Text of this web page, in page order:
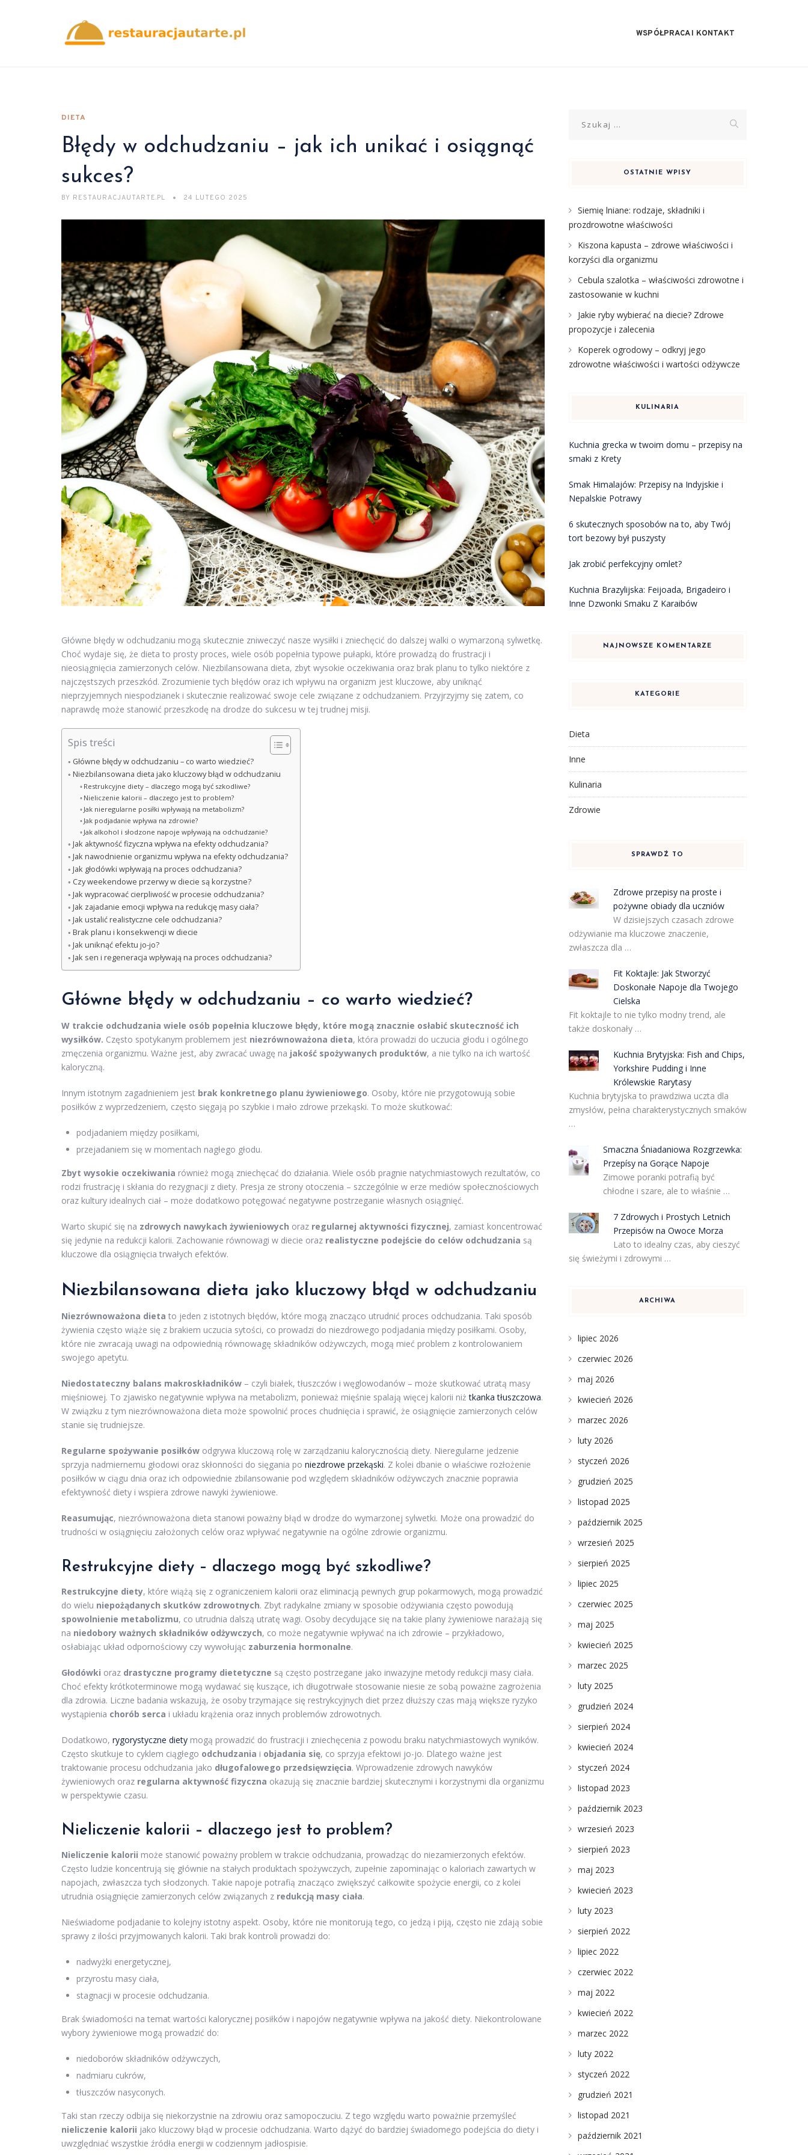
WSPÓŁPRACA I KONTAKT
DIETA
Błędy w odchudzaniu – jak ich unikać i osiągnąć
sukces?
BY RESTAURACJAUTARTE.PL 24 LUTEGO 2025
Główne błędy w odchudzaniu mogą skutecznie zniweczyć nasze wysiłki i zniechęcić do dalszej walki o wymarzoną sylwetkę.
Choć wydaje się, że dieta to prosty proces, wiele osób popełnia typowe pułapki, które prowadzą do frustracji i
nieosiągnięcia zamierzonych celów. Niezbilansowana dieta, zbyt wysokie oczekiwania oraz brak planu to tylko niektóre z
najczęstszych przeszkód. Zrozumienie tych błędów oraz ich wpływu na organizm jest kluczowe, aby uniknąć
nieprzyjemnych niespodzianek i skutecznie realizować swoje cele związane z odchudzaniem. Przyjrzyjmy się zatem, co
naprawdę może stanowić przeszkodę na drodze do sukcesu w tej trudnej misji.
Spis treści
Główne błędy w odchudzaniu – co warto wiedzieć?
Niezbilansowana dieta jako kluczowy błąd w odchudzaniu
Restrukcyjne diety – dlaczego mogą być szkodliwe?
Nieliczenie kalorii – dlaczego jest to problem?
Jak nieregularne posiłki wpływają na metabolizm?
Jak podjadanie wpływa na zdrowie?
Jak alkohol i słodzone napoje wpływają na odchudzanie?
Jak aktywność fizyczna wpływa na efekty odchudzania?
Jak nawodnienie organizmu wpływa na efekty odchudzania?
Jak głodówki wpływają na proces odchudzania?
Czy weekendowe przerwy w diecie są korzystne?
Jak wypracować cierpliwość w procesie odchudzania?
Jak zajadanie emocji wpływa na redukcję masy ciała?
Jak ustalić realistyczne cele odchudzania?
Brak planu i konsekwencji w diecie
Jak uniknąć efektu jo-jo?
Jak sen i regeneracja wpływają na proces odchudzania?
Główne błędy w odchudzaniu – co warto wiedzieć?
W trakcie odchudzania wiele osób popełnia kluczowe błędy, które mogą znacznie osłabić skuteczność ich
wysiłków. Często spotykanym problemem jest niezrównoważona dieta, która prowadzi do uczucia głodu i ogólnego
zmęczenia organizmu. Ważne jest, aby zwracać uwagę na jakość spożywanych produktów, a nie tylko na ich wartość
kaloryczną.
Innym istotnym zagadnieniem jest brak konkretnego planu żywieniowego. Osoby, które nie przygotowują sobie
posiłków z wyprzedzeniem, często sięgają po szybkie i mało zdrowe przekąski. To może skutkować:
podjadaniem między posiłkami,
przejadaniem się w momentach nagłego głodu.
Zbyt wysokie oczekiwania również mogą zniechęcać do działania. Wiele osób pragnie natychmiastowych rezultatów, co
rodzi frustrację i skłania do rezygnacji z diety. Presja ze strony otoczenia – szczególnie w erze mediów społecznościowych
oraz kultury idealnych ciał – może dodatkowo potęgować negatywne postrzeganie własnych osiągnięć.
Warto skupić się na zdrowych nawykach żywieniowych oraz regularnej aktywności fizycznej, zamiast koncentrować
się jedynie na redukcji kalorii. Zachowanie równowagi w diecie oraz realistyczne podejście do celów odchudzania są
kluczowe dla osiągnięcia trwałych efektów.
Niezbilansowana dieta jako kluczowy błąd w odchudzaniu
Niezrównoważona dieta to jeden z istotnych błędów, które mogą znacząco utrudnić proces odchudzania. Taki sposób
żywienia często wiąże się z brakiem uczucia sytości, co prowadzi do niezdrowego podjadania między posiłkami. Osoby,
które nie zwracają uwagi na odpowiednią równowagę składników odżywczych, mogą mieć problem z kontrolowaniem
swojego apetytu.
Niedostateczny balans makroskładników – czyli białek, tłuszczów i węglowodanów – może skutkować utratą masy
mięśniowej. To zjawisko negatywnie wpływa na metabolizm, ponieważ mięśnie spalają więcej kalorii niżtkanka tłuszczowa.
W związku z tym niezrównoważona dieta może spowolnić proces chudnięcia i sprawić, że osiągnięcie zamierzonych celów
stanie się trudniejsze.
Regularne spożywanie posiłków odgrywa kluczową rolę w zarządzaniu kalorycznością diety. Nieregularne jedzenie
sprzyja nadmiernemu głodowi oraz skłonności do sięgania po niezdrowe przekąski. Z kolei dbanie o właściwe rozłożenie
posiłków w ciągu dnia oraz ich odpowiednie zbilansowanie pod względem składników odżywczych znacznie poprawia
efektywność diety i wspiera zdrowe nawyki żywieniowe.
Reasumując, niezrównoważona dieta stanowi poważny błąd w drodze do wymarzonej sylwetki. Może ona prowadzić do
trudności w osiągnięciu założonych celów oraz wpływać negatywnie na ogólne zdrowie organizmu.
Restrukcyjne diety – dlaczego mogą być szkodliwe?
Restrukcyjne diety, które wiążą się z ograniczeniem kalorii oraz eliminacją pewnych grup pokarmowych, mogą prowadzić
do wielu niepożądanych skutków zdrowotnych. Zbyt radykalne zmiany w sposobie odżywiania często powodują
spowolnienie metabolizmu, co utrudnia dalszą utratę wagi. Osoby decydujące się na takie plany żywieniowe narażają się
na niedobory ważnych składników odżywczych, co może negatywnie wpływać na ich zdrowie – przykładowo,
osłabiając układ odpornościowy czy wywołując zaburzenia hormonalne.
Głodówki oraz drastyczne programy dietetyczne są często postrzegane jako inwazyjne metody redukcji masy ciała.
Choć efekty krótkoterminowe mogą wydawać się kuszące, ich długotrwałe stosowanie niesie ze sobą poważne zagrożenia
dla zdrowia. Liczne badania wskazują, że osoby trzymające się restrykcyjnych diet przez dłuższy czas mają większe ryzyko
wystąpienia chorób serca i układu krążenia oraz innych problemów zdrowotnych.
Dodatkowo, rygorystyczne diety mogą prowadzić do frustracji i zniechęcenia z powodu braku natychmiastowych wyników.
Często skutkuje to cyklem ciągłego odchudzania i objadania się, co sprzyja efektowi jo-jo. Dlatego ważne jest
traktowanie procesu odchudzania jako długofalowego przedsięwzięcia. Wprowadzenie zdrowych nawyków
żywieniowych oraz regularna aktywność fizyczna okazują się znacznie bardziej skutecznymi i korzystnymi dla organizmu
w perspektywie czasu.
Nieliczenie kalorii – dlaczego jest to problem?
Nieliczenie kalorii może stanowić poważny problem w trakcie odchudzania, prowadząc do niezamierzonych efektów.
Często ludzie koncentrują się głównie na stałych produktach spożywczych, zupełnie zapominając o kaloriach zawartych w
napojach, zwłaszcza tych słodzonych. Takie napoje potrafią znacząco zwiększyć całkowite spożycie energii, co z kolei
utrudnia osiągnięcie zamierzonych celów związanych z redukcją masy ciała.
Nieświadome podjadanie to kolejny istotny aspekt. Osoby, które nie monitorują tego, co jedzą i piją, często nie zdają sobie
sprawy z ilości przyjmowanych kalorii. Taki brak kontroli prowadzi do:
nadwyżki energetycznej,
przyrostu masy ciała,
stagnacji w procesie odchudzania.
Brak świadomości na temat wartości kalorycznej posiłków i napojów negatywnie wpływa na jakość diety. Niekontrolowane
wybory żywieniowe mogą prowadzić do:
niedoborów składników odżywczych,
nadmiaru cukrów,
tłuszczów nasyconych.
Taki stan rzeczy odbija się niekorzystnie na zdrowiu oraz samopoczuciu. Z tego względu warto poważnie przemyśleć
nieliczenie kalorii jako kluczowy błąd w procesie odchudzania. Warto dążyć do bardziej świadomego podejścia do diety i
uwzględniać wszystkie źródła energii w codziennym jadłospisie.
OSTATNIE WPISY
Siemię lniane: rodzaje, składniki i
prozdrowotne właściwości
Kiszona kapusta – zdrowe właściwości i
korzyści dla organizmu
Cebula szalotka – właściwości zdrowotne i
zastosowanie w kuchni
Jakie ryby wybierać na diecie? Zdrowe
propozycje i zalecenia
Koperek ogrodowy – odkryj jego
zdrowotne właściwości i wartości odżywcze
KULINARIA
Kuchnia grecka w twoim domu – przepisy na
smaki z Krety
Smak Himalajów: Przepisy na Indyjskie i
Nepalskie Potrawy
6 skutecznych sposobów na to, aby Twój
tort bezowy był puszysty
Jak zrobić perfekcyjny omlet?
Kuchnia Brazylijska: Feijoada, Brigadeiro i
Inne Dzwonki Smaku Z Karaibów
NAJNOWSZE KOMENTARZE
KATEGORIE
Dieta
Inne
Kulinaria
Zdrowie
SPRAWDŹ TO
Zdrowe przepisy na proste i
pożywne obiady dla uczniów
W dzisiejszych czasach zdrowe
odżywianie ma kluczowe znaczenie,
zwłaszcza dla …
Fit Koktajle: Jak Stworzyć
Doskonałe Napoje dla Twojego
Cielska
Fit koktajle to nie tylko modny trend, ale
także doskonały …
Kuchnia Brytyjska: Fish and Chips,
Yorkshire Pudding i Inne
Królewskie Rarytasy
Kuchnia brytyjska to prawdziwa uczta dla
zmysłów, pełna charakterystycznych smaków
…
Smaczna Śniadaniowa Rozgrzewka:
Przepísy na Gorące Napoje
Zimowe poranki potrafią być
chłodne i szare, ale to właśnie …
7 Zdrowych i Prostych Letnich
Przepisów na Owoce Morza
Lato to idealny czas, aby cieszyć
się świeżymi i zdrowymi …
ARCHIWA
lipiec 2026
czerwiec 2026
maj 2026
kwiecień 2026
marzec 2026
luty 2026
styczeń 2026
grudzień 2025
listopad 2025
październik 2025
wrzesień 2025
sierpień 2025
lipiec 2025
czerwiec 2025
maj 2025
kwiecień 2025
marzec 2025
luty 2025
grudzień 2024
sierpień 2024
kwiecień 2024
styczeń 2024
listopad 2023
październik 2023
wrzesień 2023
sierpień 2023
maj 2023
kwiecień 2023
luty 2023
sierpień 2022
lipiec 2022
czerwiec 2022
maj 2022
kwiecień 2022
marzec 2022
luty 2022
styczeń 2022
grudzień 2021
listopad 2021
październik 2021